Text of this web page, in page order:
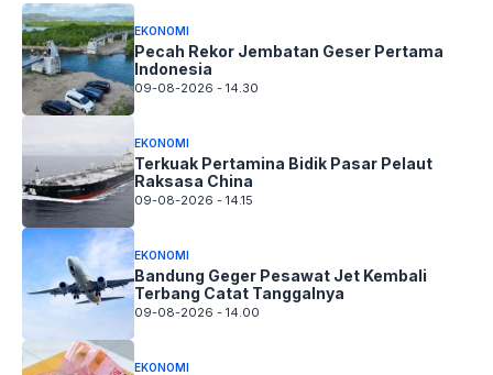
EKONOMI
Pecah Rekor Jembatan Geser Pertama
Indonesia
09-08-2026 - 14.30
EKONOMI
Terkuak Pertamina Bidik Pasar Pelaut
Raksasa China
09-08-2026 - 14.15
EKONOMI
Bandung Geger Pesawat Jet Kembali
Terbang Catat Tanggalnya
09-08-2026 - 14.00
EKONOMI